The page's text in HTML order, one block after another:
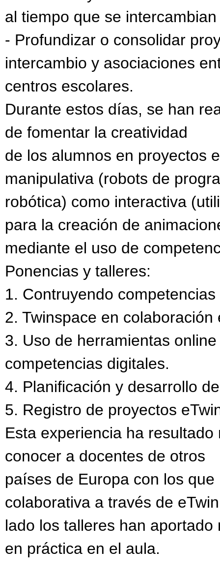
al tiempo que se
- Profundizar o consolidar
intercambio y asociaciones
centros escolares.
Durante estos días, se han
de fomentar la creatividad
de los alumnos en proyectos
manipulativa (robots de
robótica) como interactiva
para la creación de
mediante el uso de
Ponencias y talleres:
1. Contruyendo
2. Twinspace en
3. Uso de herramientas
competencias digitales.
4. Planificación y desarrollo
5. Registro de proyectos
Esta experiencia ha
conocer a docentes de otros
países de Europa con los
colaborativa a través de
lado los talleres han
en práctica en el aula.